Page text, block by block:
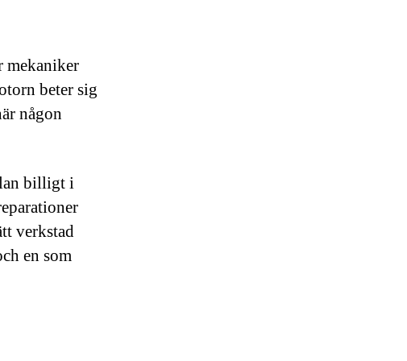
mekaniker
beter sig
någon
billigt i
verkstad
en som